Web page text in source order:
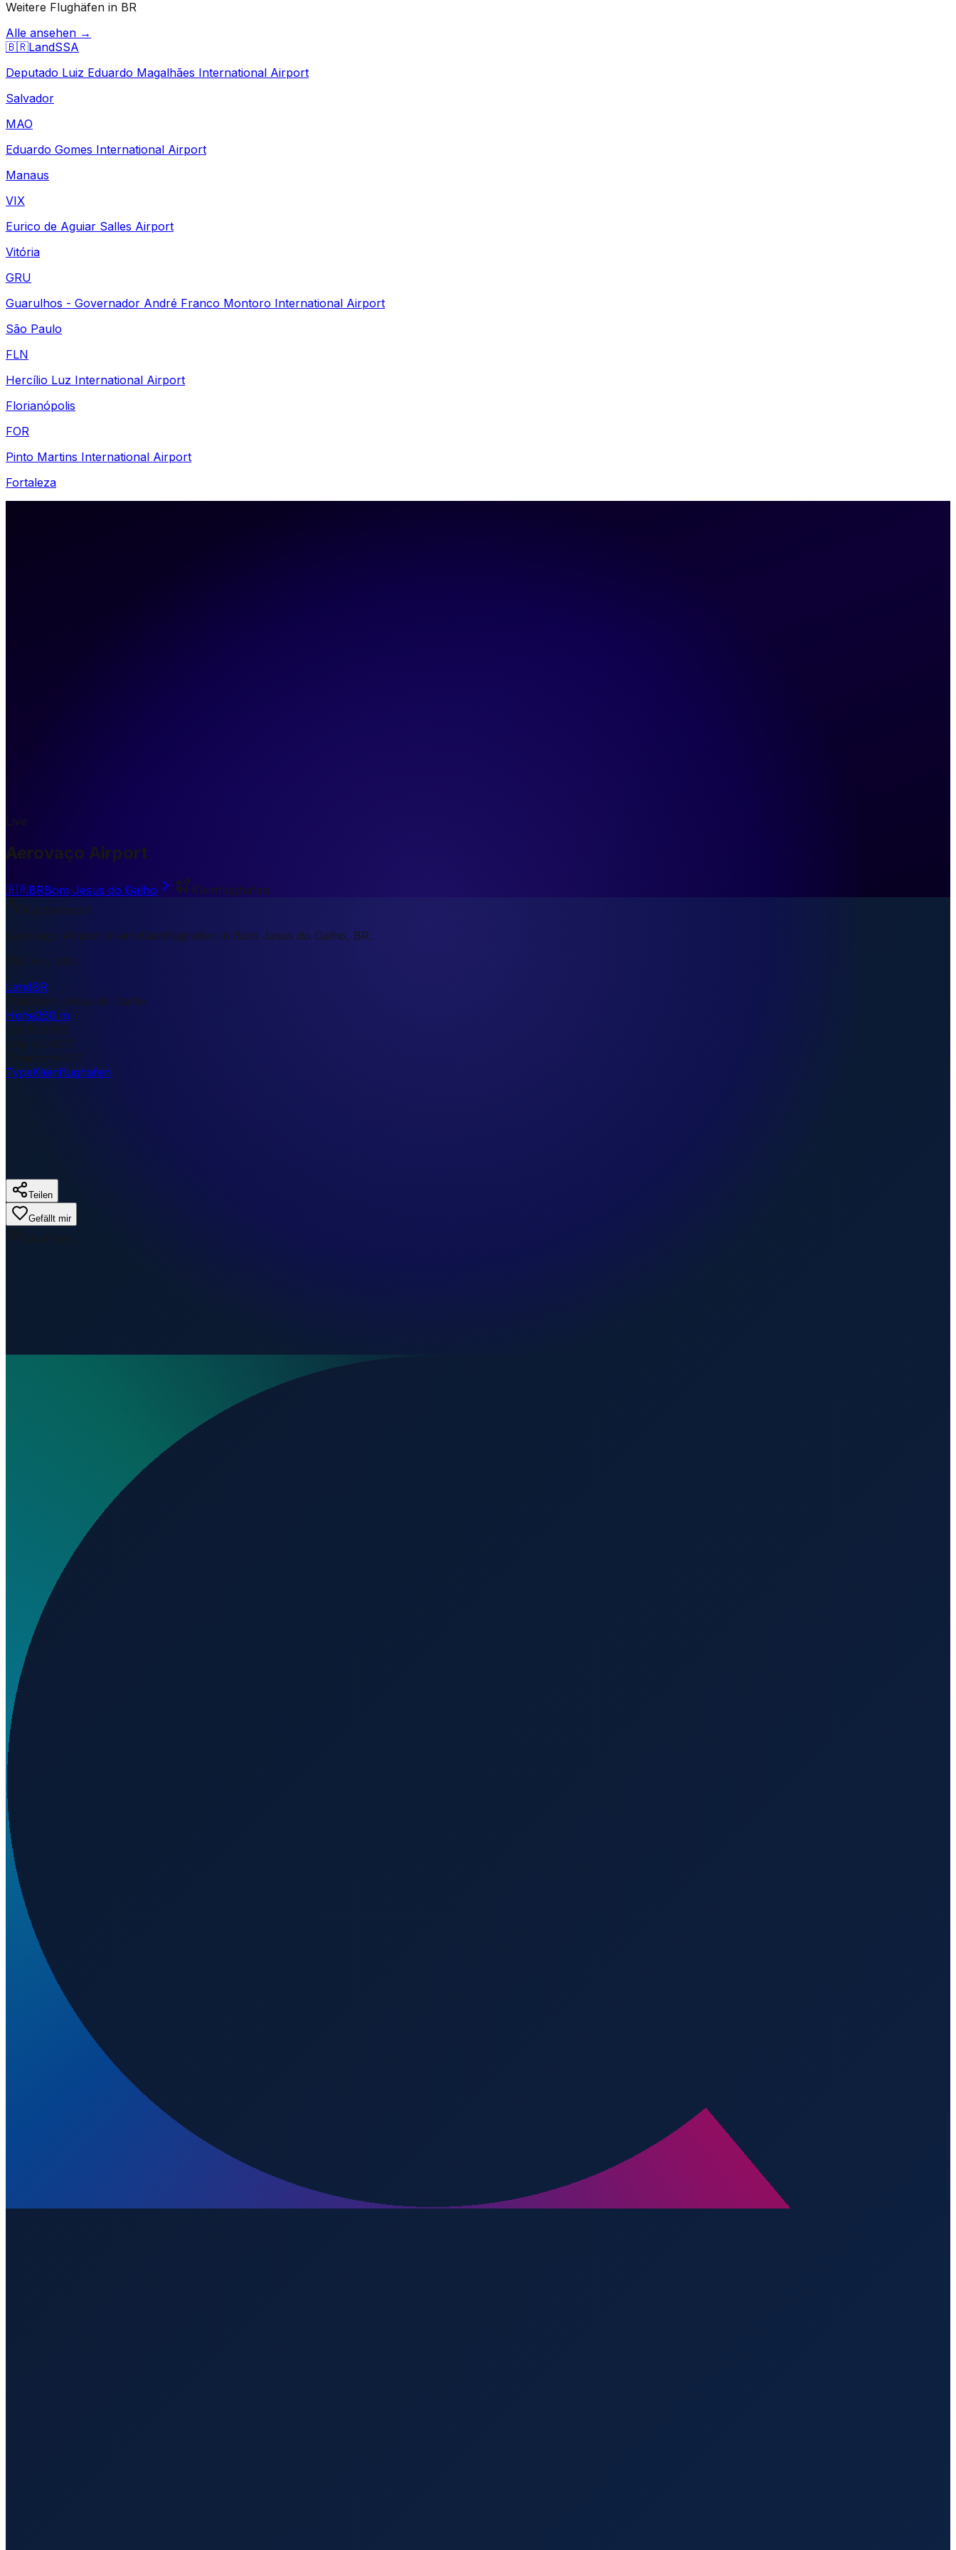
Weitere Flughäfen in BR
Alle ansehen →
🇧🇷LandSSA
Deputado Luiz Eduardo Magalhães International Airport
Salvador
MAO
Eduardo Gomes International Airport
Manaus
VIX
Eurico de Aguiar Salles Airport
Vitória
GRU
Guarulhos - Governador André Franco Montoro International Airport
São Paulo
FLN
Hercílio Luz International Airport
Florianópolis
FOR
Pinto Martins International Airport
Fortaleza
Live
Aerovaço Airport
🇧🇷BRBom Jesus do Galho
Kleinflughafen
Kurzantwort
Aerovaço Airport ist ein Kleinflughafen in Bom Jesus do Galho, BR.
260 m ü. NN.
LandBR
StadtBom Jesus do Galho
Höhe260 m
Lat-19.5885
Lng-42.4617
TimezoneUTC
TypeKleinflughafen
Teilen
Gefällt mir
0Aufrufe
Auf welcher Höhe liegt Aerovaço Airport?
Shanghai